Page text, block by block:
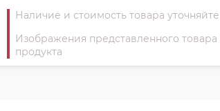
Наличие и стоимость товара
Изображения представленного товара
продукта